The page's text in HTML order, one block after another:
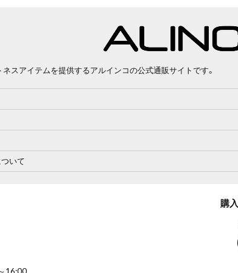
スアイテムを提供するアルインコの公式通販サイトです。
いて
購
16:00